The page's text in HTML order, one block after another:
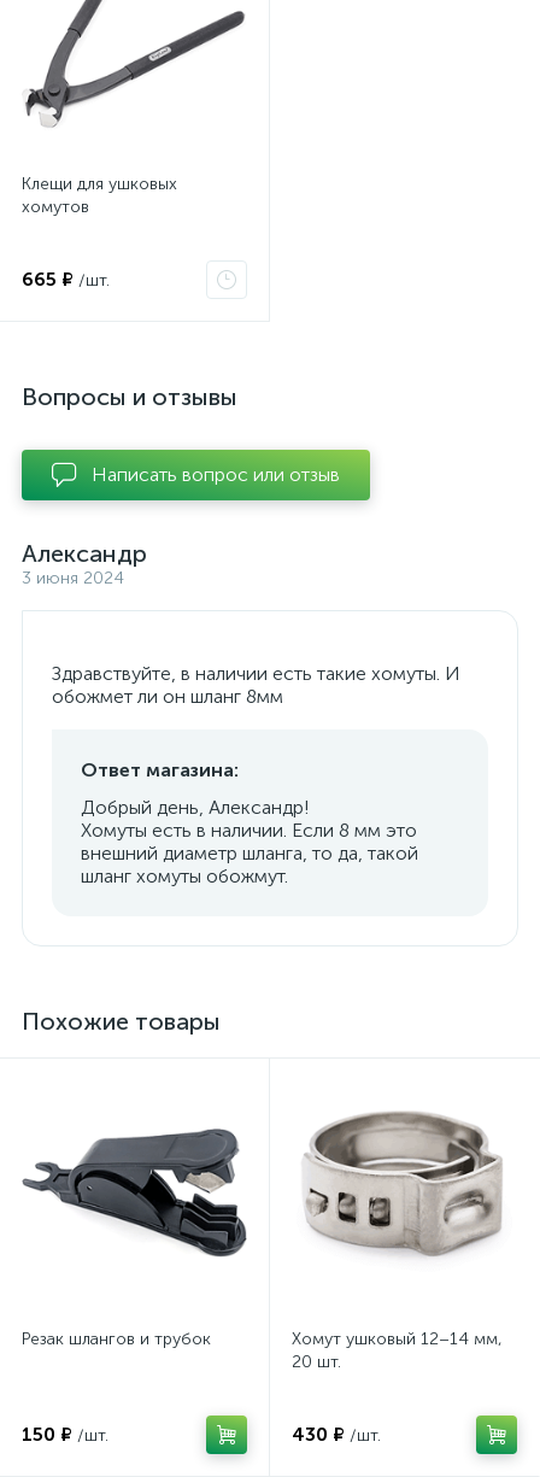
Клещи для ушковых
хомутов
665 ₽ /шт.
Вопросы и отзывы
Написать вопрос или отзыв
Александр
3 июня 2024
Здравствуйте, в наличии есть такие хомуты. И
обожмет ли он шланг 8мм
Ответ магазина:
Добрый день, Александр!
Хомуты есть в наличии. Если 8 мм это
внешний диаметр шланга, то да, такой
шланг хомуты обожмут.
Похожие товары
Резак шлангов и трубок
150 ₽ /шт.
Хомут ушковый 12–14 мм,
20 шт.
430 ₽ /шт.